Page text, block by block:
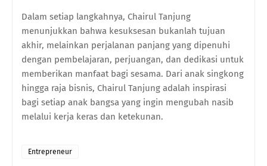
Dalam setiap langkahnya, Chairul Tanjung
menunjukkan bahwa kesuksesan bukanlah tujuan
akhir, melainkan perjalanan panjang yang dipenuhi
dengan pembelajaran, perjuangan, dan dedikasi untuk
memberikan manfaat bagi sesama. Dari anak singkong
hingga raja bisnis, Chairul Tanjung adalah inspirasi
bagi setiap anak bangsa yang ingin mengubah nasib
melalui kerja keras dan ketekunan.
Entrepreneur